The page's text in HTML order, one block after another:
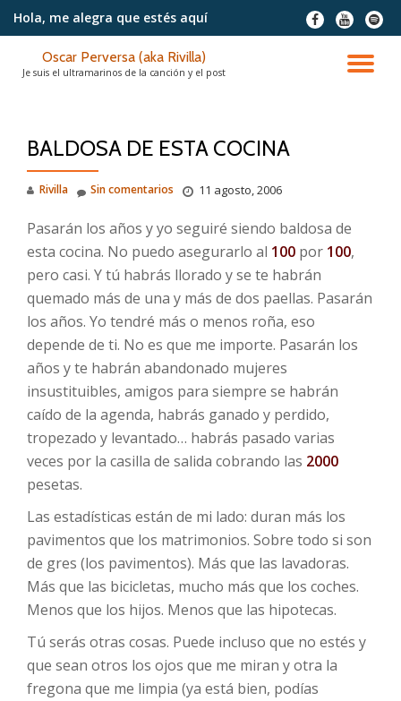
contenido
Hola, me alegra que estés aquí
fa-
facebook
fa-
youtube
fa-
spotify
Oscar Perversa (aka Rivilla)
Je suis el ultramarinos de la canción y el post
BALDOSA DE ESTA COCINA
Rivilla 11 agosto, 2006
Sin comentarios
Pasarán los años y yo seguiré siendo baldosa de
esta cocina. No puedo asegurarlo al 100 por 100,
pero casi. Y tú habrás llorado y se te habrán
quemado más de una y más de dos paellas. Pasarán
los años. Yo tendré más o menos roña, eso
depende de ti. No es que me importe. Pasarán los
años y te habrán abandonado mujeres
insustituibles, amigos para siempre se habrán
caído de la agenda, habrás ganado y perdido,
tropezado y levantado… habrás pasado varias
veces por la casilla de salida cobrando las 2000
pesetas.
Las estadísticas están de mi lado: duran más los
pavimentos que los matrimonios. Sobre todo si son
de gres (los pavimentos). Más que las lavadoras.
Más que las bicicletas, mucho más que los coches.
Menos que los hijos. Menos que las hipotecas.
Tú serás otras cosas. Puede incluso que no estés y
que sean otros los ojos que me miran y otra la
fregona que me limpia (ya está bien, podías